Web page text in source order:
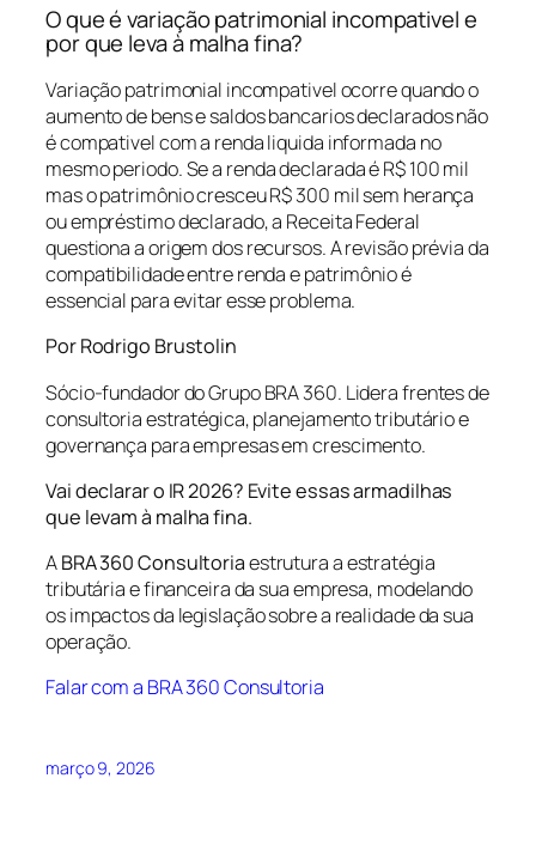
O que é variação patrimonial incompativel e
por que leva à malha fina?
Variação patrimonial incompativel ocorre quando o
aumento de bens e saldos bancarios declarados não
é compativel com a renda liquida informada no
mesmo periodo. Se a renda declarada é R$ 100 mil
mas o patrimônio cresceu R$ 300 mil sem herança
ou empréstimo declarado, a Receita Federal
questiona a origem dos recursos. A revisão prévia da
compatibilidade entre renda e patrimônio é
essencial para evitar esse problema.
Por Rodrigo Brustolin
Sócio-fundador do Grupo BRA 360. Lidera frentes de
consultoria estratégica, planejamento tributário e
governança para empresas em crescimento.
Vai declarar o IR 2026? Evite essas armadilhas
que levam à malha fina.
ABRA 360 Consultoriaestrutura a estratégia
tributária e financeira da sua empresa, modelando
os impactos da legislação sobre a realidade da sua
operação.
Falar com a BRA 360 Consultoria
março 9, 2026